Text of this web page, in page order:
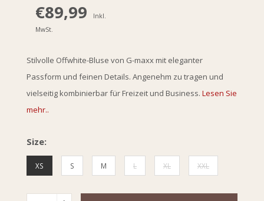
€89,99
Inkl.
MwSt.
Stilvolle Offwhite-Bluse von G-maxx mit eleganter
Passform und feinen Details. Angenehm zu tragen und
vielseitig kombinierbar für Freizeit und Business. Lesen Sie
mehr..
Size:
XS S M L XL XXL